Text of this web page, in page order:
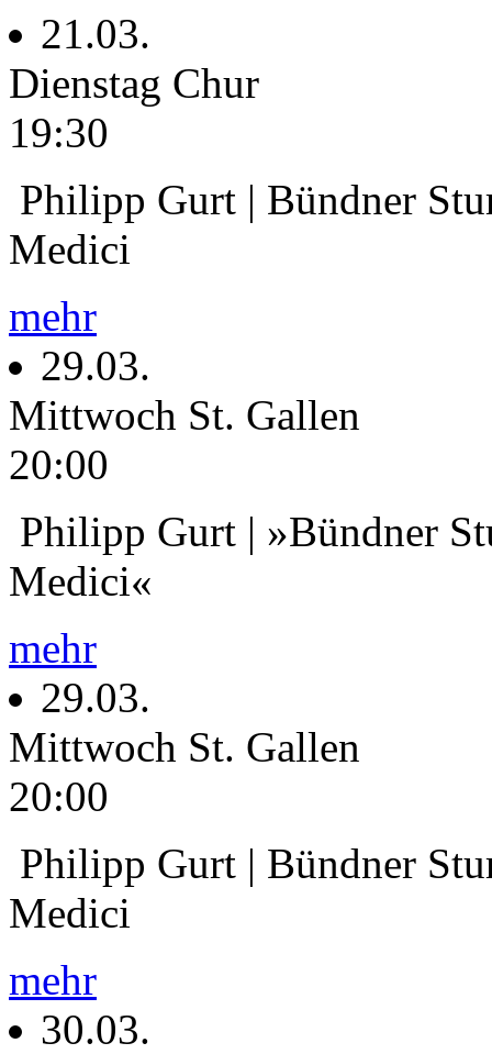
21.03.
Dienstag Chur
19:30
Philipp Gurt | Bündner
Medici
mehr
29.03.
Mittwoch St. Gallen
20:00
Philipp Gurt | »Bündner
Medici«
mehr
29.03.
Mittwoch St. Gallen
20:00
Philipp Gurt | Bündner
Medici
mehr
30.03.